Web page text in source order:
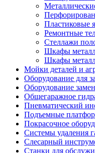
Пластиковые
Ремонтные
Стеллажи
Шкафы
Шкафы
Мойки деталей и
Оборудование для
Оборудование
Общегаражное
Пневматический
Подъемные
Покрасочное
Системы удаления
Слесарный
Станки для